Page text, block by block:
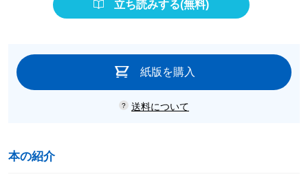
立ち読みする(無料)
紙版を購入
送料について
本の紹介